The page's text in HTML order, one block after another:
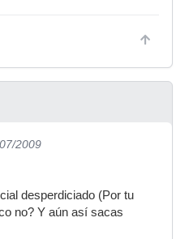
2009
desperdiciado (Por tu
no? Y aún así sacas